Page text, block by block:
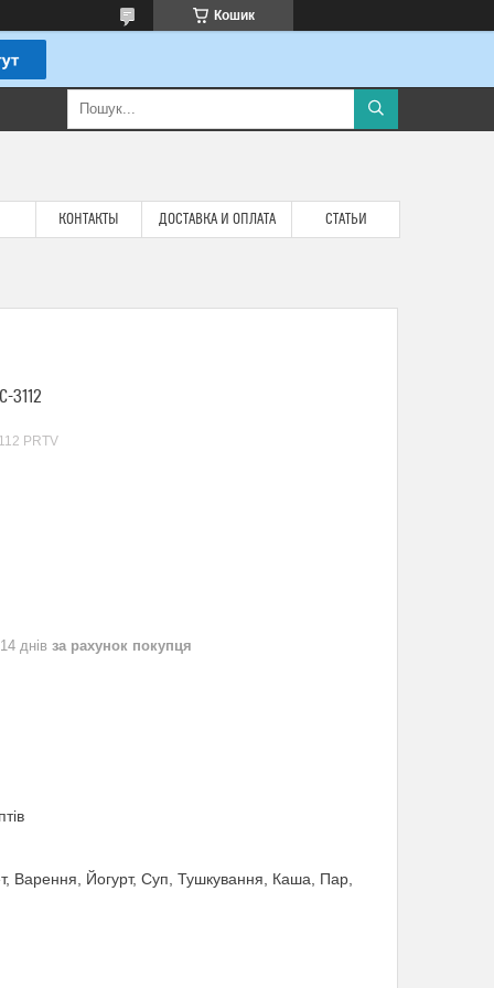
Кошик
КОНТАКТЫ ДОСТАВКА И ОПЛАТА СТАТЬИ
3112
PRTV
днів за рахунок покупця
Варення, Йогурт, Суп, Тушкування, Каша, Пар,